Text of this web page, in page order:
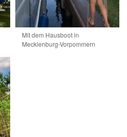
Mit dem Hausboot in
Mecklenburg-Vorpommern